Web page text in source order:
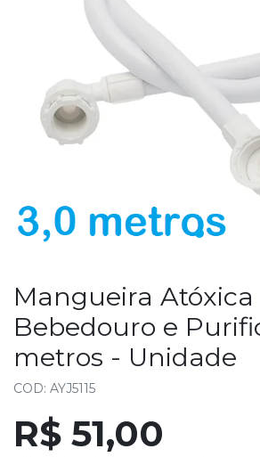
Mangueira Atóxica
Bebedouro e
metros - Unidade
COD: AYJ5115
R$ 51,00